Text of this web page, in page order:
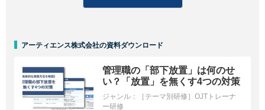
アーティエンス株式会社の資料ダウンロード
管理職の「部下放置」は何のせ
い？「放置」を無くす4つの対策
ジャンル：
［テーマ別研修］OJTトレーナ
ー研修